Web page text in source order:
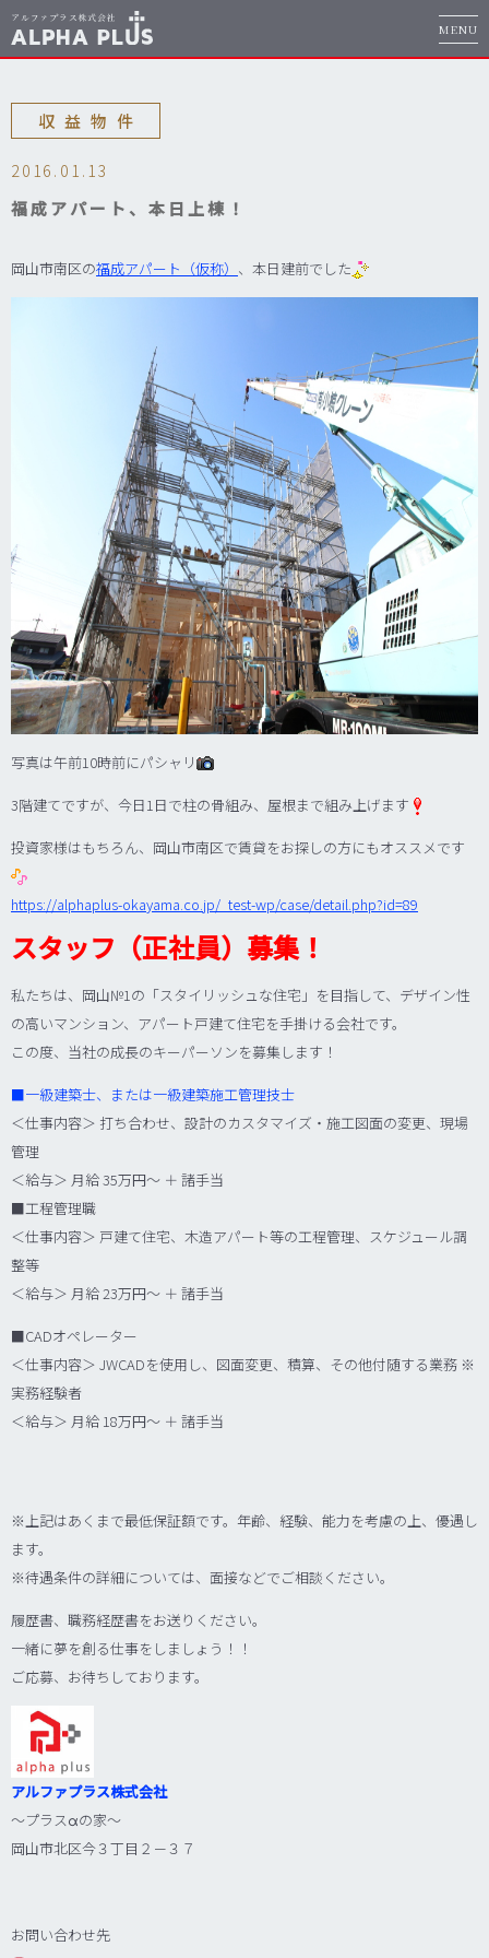
MENU
収益物件
2016.01.13
福成アパート、本日上棟！
岡山市南区の福成アパート（仮称） 、本日建前でした
写真は午前10時前にパシャリ
3階建てですが、今日1日で柱の骨組み、屋根まで組み上げます
投資家様はもちろん、岡山市南区で賃貸をお探しの方にもオススメです
https://alphaplus-okayama.co.jp/_test-wp/case/detail.php?id=89
スタッフ（正社員）募集！
私たちは、岡山№1の「スタイリッシュな住宅」を目指して、デザイン性
の高いマンション、アパート戸建て住宅を手掛ける会社です。
この度、当社の成長のキーパーソンを募集します！
■一級建築士、または一級建築施工管理技士
＜仕事内容＞ 打ち合わせ、設計のカスタマイズ・施工図面の変更、現場
管理
＜給与＞ 月給 35万円～ ＋ 諸手当
■工程管理職
＜仕事内容＞ 戸建て住宅、木造アパート等の工程管理、スケジュール調
整等
＜給与＞ 月給 23万円～ ＋ 諸手当
■CADオペレーター
＜仕事内容＞ JWCADを使用し、図面変更、積算、その他付随する業務 ※
実務経験者
＜給与＞ 月給 18万円～ ＋ 諸手当
※上記はあくまで最低保証額です。年齢、経験、能力を考慮の上、優遇し
ます。
※待遇条件の詳細については、面接などでご相談ください。
履歴書、職務経歴書をお送りください。
一緒に夢を創る仕事をしましょう！！
ご応募、お待ちしております。
アルファプラス株式会社
～プラスαの家～
岡山市北区今３丁目２－３７
お問い合わせ先